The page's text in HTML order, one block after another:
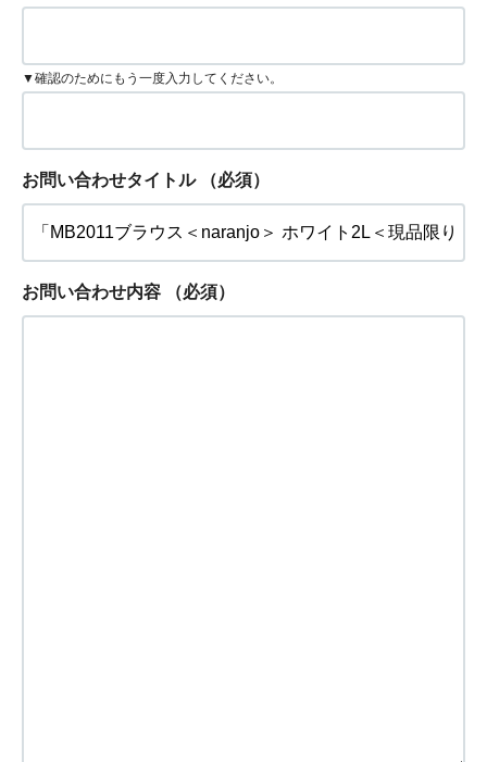
▼確認のためにもう一度入力してください。
お問い合わせタイトル （必須）
お問い合わせ内容 （必須）